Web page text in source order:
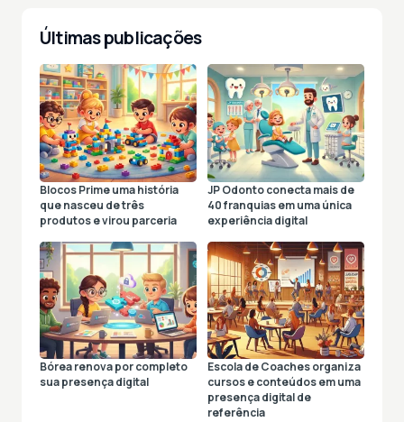
Últimas publicações
Blocos Prime uma história
que nasceu de três
produtos e virou parceria
JP Odonto conecta mais de
40 franquias em uma única
experiência digital
Bórea renova por completo
sua presença digital
Escola de Coaches organiza
cursos e conteúdos em uma
presença digital de
referência